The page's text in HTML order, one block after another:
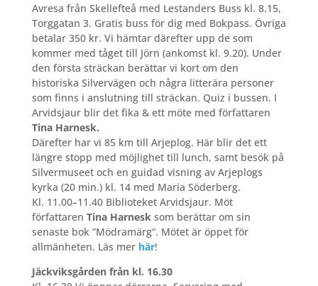
Avresa från Skellefteå med Lestanders Buss kl. 8.15,
Torggatan 3. Gratis buss för dig med Bokpass. Övriga
betalar 350 kr. Vi hämtar därefter upp de som
kommer med tåget till Jörn (ankomst kl. 9.20). Under
den första sträckan berättar vi kort om den
historiska Silvervägen och några litterära personer
som finns i anslutning till sträckan. Quiz i bussen. I
Arvidsjaur blir det fika & ett möte med författaren
Tina Harnesk.
Därefter har vi 85 km till Arjeplog. Här blir det ett
längre stopp med möjlighet till lunch, samt besök på
Silvermuseet och en guidad visning av Arjeplogs
kyrka (20 min.) kl. 14 med Maria Söderberg.
Kl. 11.00–11.40 Biblioteket Arvidsjaur. Möt
författaren Tina Harnesksom berättar om sin
senaste bok ”Mödramärg”. Mötet är öppet för
allmänheten. Läs mer här!
Jäckviksgården från kl. 16.30